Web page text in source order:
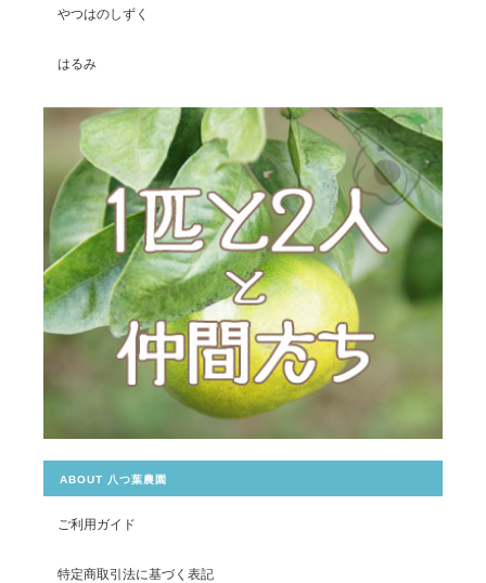
やつはのしずく
はるみ
ABOUT 八つ葉農園
ご利用ガイド
特定商取引法に基づく表記